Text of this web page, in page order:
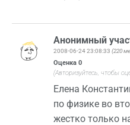
Анонимный
2008-06-24 23:08:33 (220
Оценка 0
(Авторизуйтесь, чтобы
Елена
по физике во
жестко только